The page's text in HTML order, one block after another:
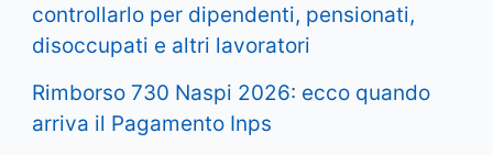
controllarlo per dipendenti, pensionati,
disoccupati e altri lavoratori
Rimborso 730 Naspi 2026: ecco quando
arriva il Pagamento Inps